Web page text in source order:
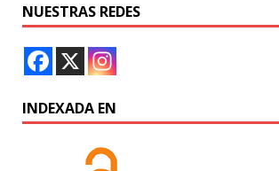
NUESTRAS REDES
INDEXADA EN